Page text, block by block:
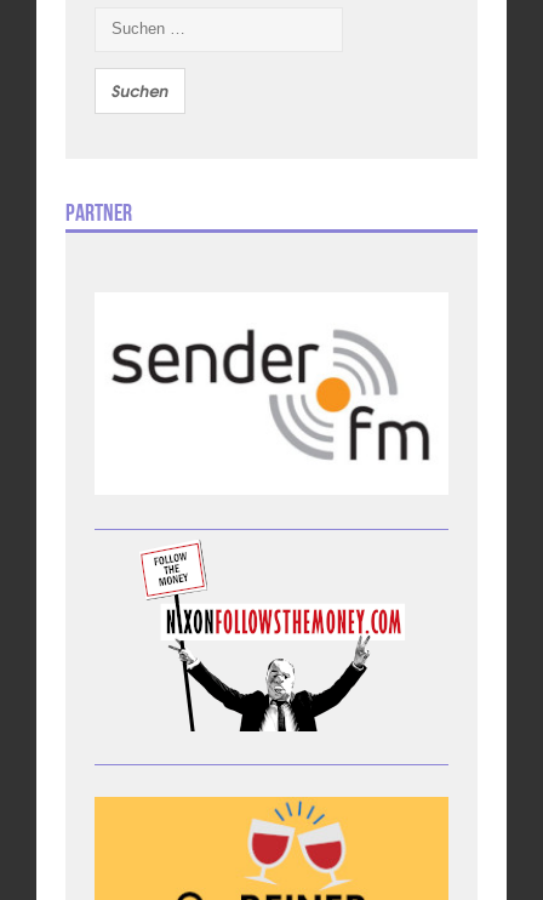
nach:
Partner